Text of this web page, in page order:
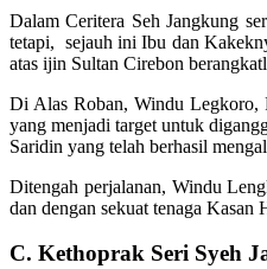
Dalam Ceritera Seh Jangkung
tetapi, sejauh ini Ibu dan
atas ijin Sultan Cirebon
Di Alas Roban, Windu Legkoro,
yang menjadi target untuk
Saridin yang telah berhasil
Ditengah perjalanan, Windu
dan dengan sekuat tenaga
C. Kethoprak Seri Syeh